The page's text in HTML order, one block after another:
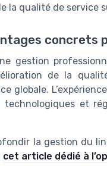
la qualité de service
concrets
gestion
de la
globale.
technologiques et
la gestion du
cet article dédié à